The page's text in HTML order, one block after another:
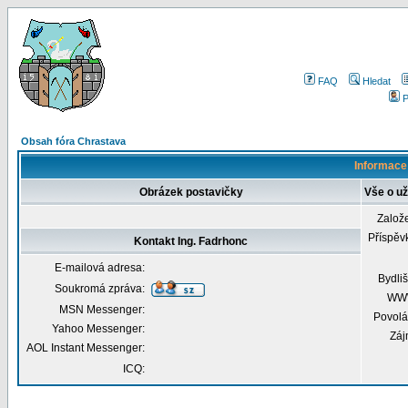
FAQ
Hledat
Obsah fóra Chrastava
Obrázek postavičky Vše o
Kontakt Ing. Fadrhonc
E-mailová adresa:
Soukromá zpráva:
MSN Messenger:
Yahoo Messenger:
AOL Instant Messenger:
ICQ: